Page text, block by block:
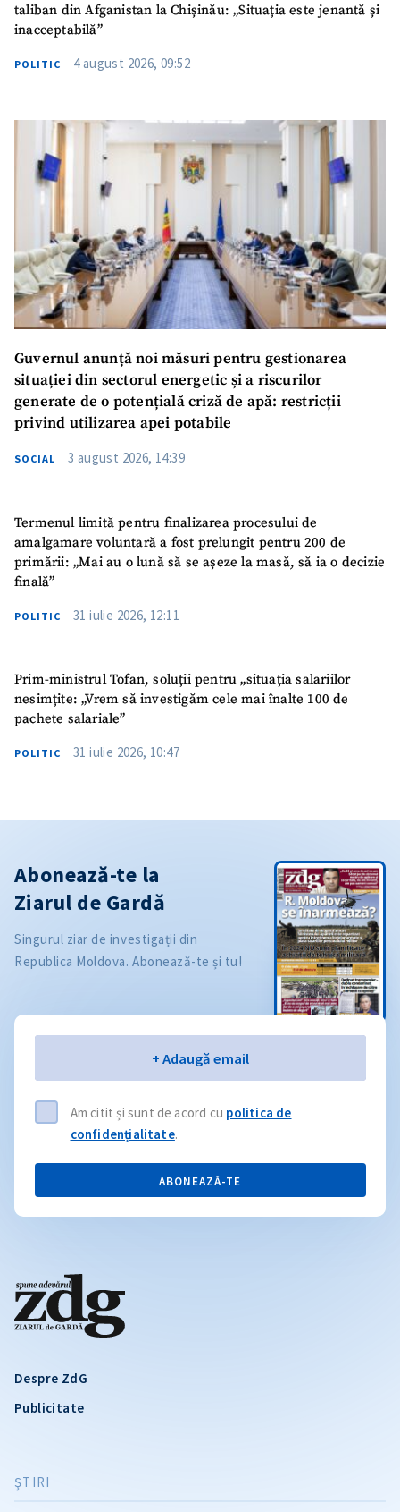
taliban din Afganistan la Chișinău: „Situația este jenantă și
inacceptabilă”
POLITIC 4 august 2026, 09:52
Guvernul anunță noi măsuri pentru gestionarea
situației din sectorul energetic și a riscurilor
generate de o potențială criză de apă: restricții
privind utilizarea apei potabile
SOCIAL 3 august 2026, 14:39
Termenul limită pentru finalizarea procesului de
amalgamare voluntară a fost prelungit pentru 200 de
primării: „Mai au o lună să se așeze la masă, să ia o decizie
finală”
POLITIC 31 iulie 2026, 12:11
Prim-ministrul Tofan, soluții pentru „situația salariilor
nesimțite: „Vrem să investigăm cele mai înalte 100 de
pachete salariale”
POLITIC 31 iulie 2026, 10:47
Despre ZdG
Publicitate
ŞTIRI
Abonează-te la
Ziarul de Gardă
Singurul ziar de investigații din
Republica Moldova. Abonează-te și tu!
+ Adaugă email
Am citit și sunt de acord cu politica de
confidențialitate.
ABONEAZĂ-TE